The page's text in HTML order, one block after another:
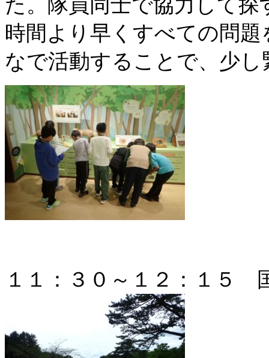
た。隊員同士で協力して
時間より早くすべての問
なで活動することで、少
１１：３０～１２：１５